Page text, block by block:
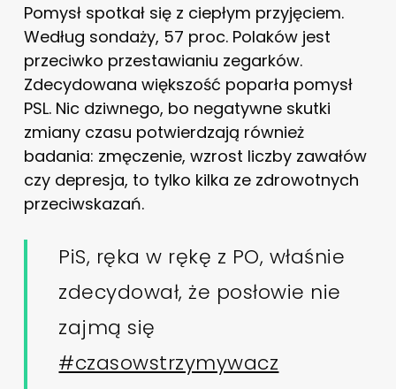
Pomysł spotkał się z ciepłym przyjęciem.
Według sondaży, 57 proc. Polaków jest
przeciwko przestawianiu zegarków.
Zdecydowana większość poparła pomysł
PSL. Nic dziwnego, bo negatywne skutki
zmiany czasu potwierdzają również
badania: zmęczenie, wzrost liczby zawałów
czy depresja, to tylko kilka ze zdrowotnych
przeciwskazań.
PiS, ręka w rękę z PO, właśnie
zdecydował, że posłowie nie
zajmą się
#czasowstrzymywacz